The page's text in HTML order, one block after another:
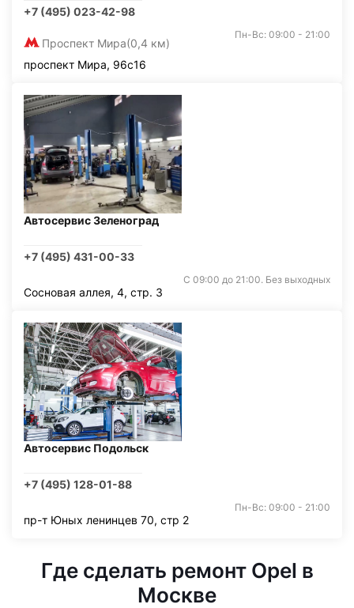
+7 (495) 023-42-98
Проспект Мира(0,4 км)
Пн-Вс: 09:00 - 21:00
проспект Мира, 96с16
Автосервис Зеленоград
+7 (495) 431-00-33
С 09:00 до 21:00. Без выходных
Сосновая аллея, 4, стр. 3
Автосервис Подольск
+7 (495) 128-01-88
Пн-Вс: 09:00 - 21:00
пр-т Юных ленинцев 70, стр 2
Где сделать ремонт Opel в
Москве